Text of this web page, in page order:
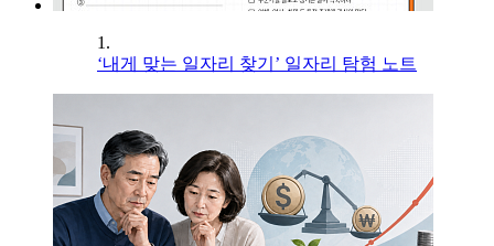
1.
‘내게 맞는 일자리 찾기’ 일자리 탐험 노트